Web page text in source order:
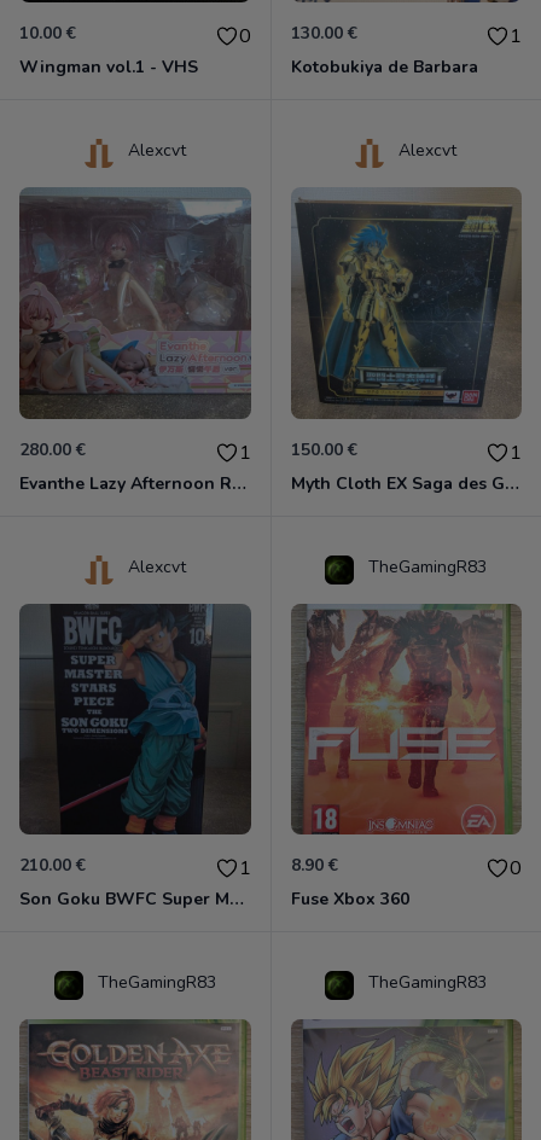
10.00 € 0
Wingman vol.1 - VHS
130.00 € 1
Kotobukiya de Barbara
Alexcvt
280.00 € 1
Evanthe Lazy Afternoon Red Pride of Eden
Alexcvt
150.00 € 1
Myth Cloth EX Saga des Gémeaux
Alexcvt
210.00 € 1
Son Goku BWFC Super Master Stars
TheGamingR83
8.90 € 0
Fuse Xbox 360
TheGamingR83 TheGamingR83